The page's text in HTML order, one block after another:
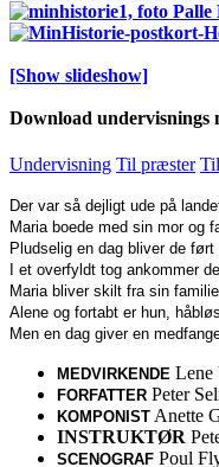
[Show slideshow]
Download undervisnings
Undervisning Til præster
Der var så dejligt ude på
Maria boede med sin mor og
Pludselig en dag bliver de
I et overfyldt tog ankommer
Maria bliver skilt fra sin
Alene og fortabt er hun,
Men en dag giver en
MEDVIRKENDE Lene
FORFATTER Peter
KOMPONIST Anette
INSTRUKTØR
SCENOGRAF Poul